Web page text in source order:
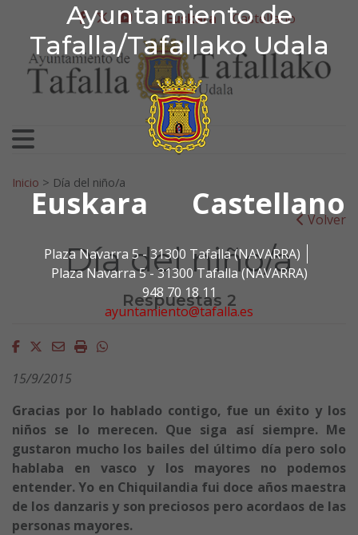
Ayuntamiento de
Tafalla/Tafallako Udala
Euskara Castellano
Plaza Navarra 5 - 31300 Tafalla (NAVARRA)
Plaza Navarra 5 - 31300 Tafalla (NAVARRA)
948 70 18 11
ayuntamiento@tafalla.es
Ir al contenido
Ayuntamiento de
facebook
twitter
youtube
Euskara Castellano
Bilatu:
Inicio > Día del niño/a
Volver
Día del niño/a
Respuestas 2
Facebook
Twitter
EmailImprimirWhatsapp
15/9/2015
Gracias por lo hablado contigo, fue un éxito y los
niños se lo merecen. Que siga así siempre. Me
gustaron mucho los bailes del último día pero solo
hablaba en vasco y los mayores no podemos
entender. Yo en Chiquilandia fui doce años maestra
de los danzaris y son preciosos pero acordaos de las
personas mayores.